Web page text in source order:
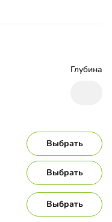
Глубина
Выбрать
Выбрать
Выбрать